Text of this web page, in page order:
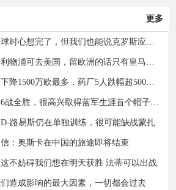
更多
库库：欧洲杯踢德国手球时心想完了，但我们也能说克罗斯应被罚下
斯塔姆：若范迪克离开利物浦可去美国，留欧洲的话只有皇马可行
德甲身价跌幅榜：萨内下降1500万欧最多，药厂5人跌幅超500万欧
18岁吉乌社媒：欧协联6战全胜，很高兴取得蓝军生涯首个帽子戏法
路易斯仍在单独训练，很可能缺战蒙扎
：奥斯卡在中国的旅途即将结束
不妨碍我们想在明天获胜 法蒂可以出战
造成影响的最大因素，一切都会过去